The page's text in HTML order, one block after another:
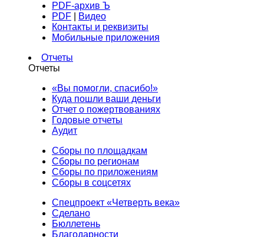
PDF-архив Ъ
PDF
Видео
Контакты и реквизиты
Мобильные приложения
Отчеты
Отчеты
«Вы помогли, спасибо!»
Куда пошли ваши деньги
Отчет о пожертвованиях
Годовые отчеты
Аудит
Сборы по площадкам
Сборы по регионам
Сборы по приложениям
Сборы в соцсетях
Спецпроект «Четверть века»
Сделано
Бюллетень
Благодарности